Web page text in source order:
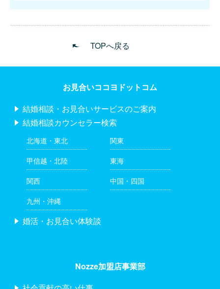
TOPへ戻る
お見合いココヨドットコム
結婚相談・お見合いサービスのご案内
結婚相談カウンセラー検索
北海道・東北 関東
甲信越・北陸 東海
関西 中国・四国
九州・沖縄
婚活・お見合い体験談
Nozze加盟店事業部